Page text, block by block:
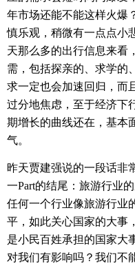
年市场还能不能这样火爆
慎乐观，稍微有一点点小
天那么多的出行信息来看
需，包括探亲的、求学的
求一定也会加速回归，而
过分地焦虑，至于经济下
期增长的曲线还在，基本
气。
昨天贾建强说的一段话非
一Part的结尾：旅游行业
任何一个行业像旅游行业
平，如此关心国家的大事
是小民百姓承担的国家大
对我们有影响吗？我们不